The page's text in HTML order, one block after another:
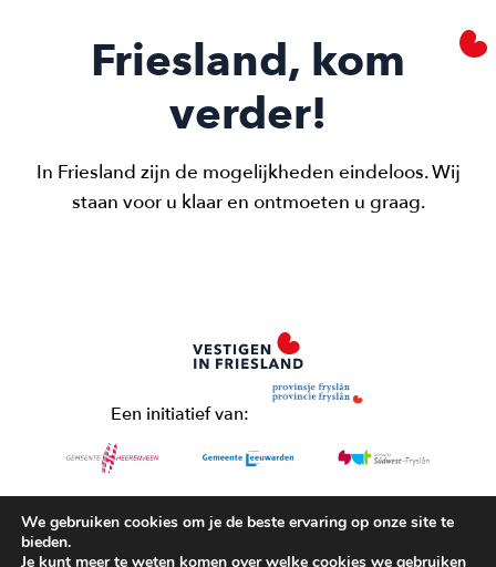
Friesland, kom
verder!
In Friesland zijn de mogelijkheden eindeloos. Wij
staan voor u klaar en ontmoeten u graag.
Een initiatief van:
We gebruiken cookies om je de beste ervaring op onze site te
bieden.
Je kunt meer te weten komen over welke cookies we gebruiken